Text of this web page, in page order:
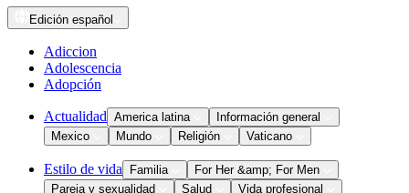
Edición español
Adiccion
Adolescencia
Adopción
Actualidad America latina
Información general
Mexico
Mundo Religión Vaticano
Estilo de vida Familia
For Her &amp; For Men
Pareja y sexualidad
Salud Vida profesional